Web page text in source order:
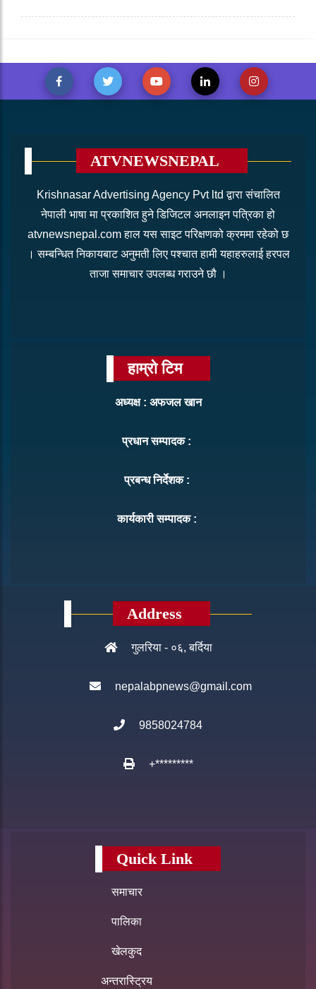
ATVNEWSNEPAL
Krishnasar Advertising Agency Pvt ltd द्वारा संचालित
नेपाली भाषा मा प्रकाशित हुने डिजिटल अनलाइन पत्रिका हो
atvnewsnepal.com हाल यस साइट परिक्षणको क्रममा रहेको छ
। सम्बन्धित निकायबाट अनुमती लिए पश्चात हामी यहाहरुलाई हरपल
ताजा समाचार उपलब्ध गराउने छौ ।
हाम्रो टिम
अध्यक्ष : अफजल खान
प्रधान सम्पादक :
प्रबन्ध निर्देशक :
कार्यकारी सम्पादक :
Address
गुलरिया - ०६, बर्दिया
nepalabpnews@gmail.com
9858024784
+*********
Quick Link
समाचार
पालिका
खेलकुद
अन्तरास्ट्रिय